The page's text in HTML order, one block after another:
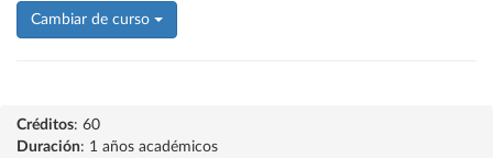
Cambiar de curso
Créditos: 60
Duración: 1 años académicos